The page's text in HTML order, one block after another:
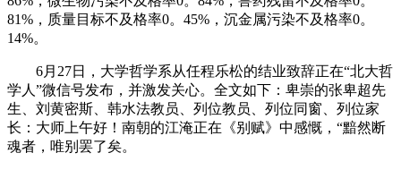
81%，质量目标不及格率0。45%，沉金属污染不及格率0。
14%。
6月27日，大学哲学系从任程乐松的结业致辞正在“北大哲
学人”微信号发布，并激发关心。全文如下：卑崇的张卑超先
生、刘黄密斯、韩水法教员、列位教员、列位同窗、列位家
长：大师上午好！南朝的江淹正在《别赋》中感慨，“黯然断
魂者，唯别罢了矣。